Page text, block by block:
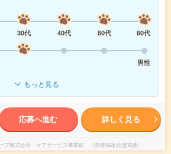
30代 40代 50代
60代
男性
もっと見る
応募へ進む 詳しく見る
プ株式会社 ケアサービス事業部 （医療福祉介護関連）